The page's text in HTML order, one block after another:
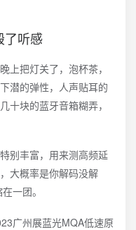
了听感
上把灯关了，泡杯茶，
潜的弹性，人声贴耳的
十块的蓝牙音箱糊弄，
别丰富，用来测高频延
大概率是你解码没解
一团。
广州展蓝光MQA低速原